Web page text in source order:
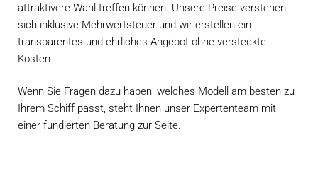
attraktivere Wahl treffen können. Unsere Preise verstehen
sich inklusive Mehrwertsteuer und wir erstellen ein
transparentes und ehrliches Angebot ohne versteckte
Kosten.
Wenn Sie Fragen dazu haben, welches Modell am besten zu
Ihrem Schiff passt, steht Ihnen unser Expertenteam mit
einer fundierten Beratung zur Seite.